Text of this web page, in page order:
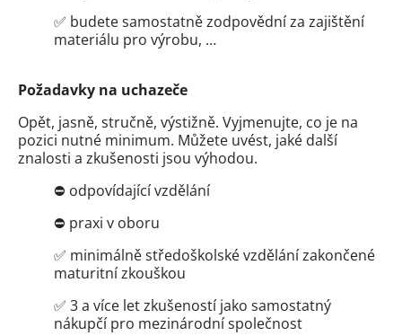
✅ budete samostatně zodpovědní za zajištění
materiálu pro výrobu, …
Požadavky na uchazeče
Opět, jasně, stručně, výstižně. Vyjmenujte, co je na
pozici nutné minimum. Můžete uvést, jaké další
znalosti a zkušenosti jsou výhodou.
⛔ odpovídající vzdělání
⛔ praxi v oboru
✅ minimálně středoškolské vzdělání zakončené
maturitní zkouškou
✅ 3 a více let zkušeností jako samostatný
nákupčí pro mezinárodní společnost